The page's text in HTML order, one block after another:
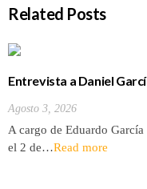
Related Posts
Entrevista a Daniel
Agosto 3, 2026
A cargo de Eduardo
el 2 de…Read more